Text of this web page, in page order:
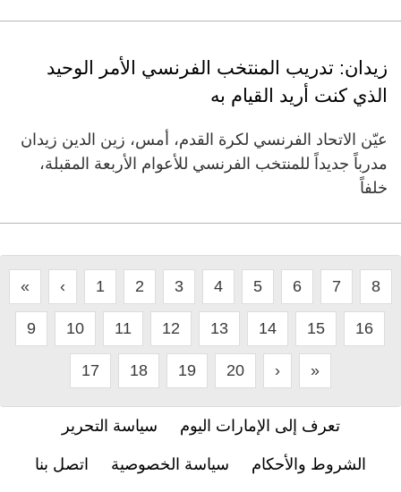
زيدان: تدريب المنتخب الفرنسي الأمر الوحيد
الذي كنت أريد القيام به
عيّن الاتحاد الفرنسي لكرة القدم، أمس، زين الدين زيدان
مدرباً جديداً للمنتخب الفرنسي للأعوام الأربعة المقبلة،
خلفاً
« ‹ 1 2 3 4 5 6 7 8
9 10 11 12 13 14 15 16
17 18 19 20 › »
تعرف إلى الإمارات اليوم سياسة التحرير
الشروط والأحكام سياسة الخصوصية اتصل بنا